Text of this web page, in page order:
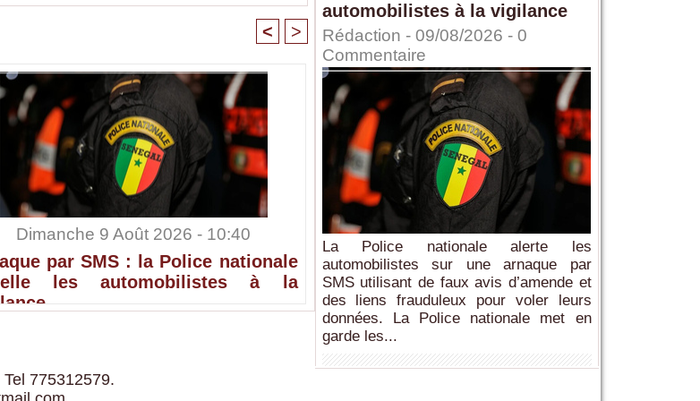
< >
Dimanche 9 Août 2026 - 10:40
par SMS : la Police nationale
les automobilistes à la
automobilistes à la vigilance
Rédaction - 09/08/2026 - 0
Commentaire
La Police nationale alerte les
automobilistes sur une arnaque par
SMS utilisant de faux avis d’amende et
des liens frauduleux pour voler leurs
données. La Police nationale met en
garde les...
775312579.